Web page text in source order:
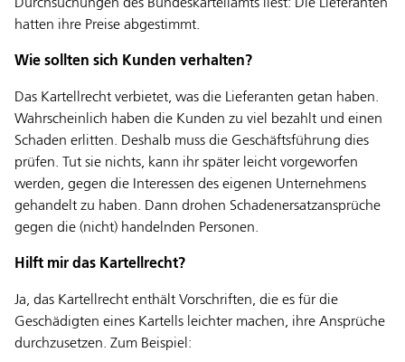
Durchsuchungen des Bundeskartellamts liest: Die Lieferanten
hatten ihre Preise abgestimmt.
Wie sollten sich Kunden verhalten?
Das Kartellrecht verbietet, was die Lieferanten getan haben.
Wahrscheinlich haben die Kunden zu viel bezahlt und einen
Schaden erlitten. Deshalb muss die Geschäftsführung dies
prüfen. Tut sie nichts, kann ihr später leicht vorgeworfen
werden, gegen die Interessen des eigenen Unternehmens
gehandelt zu haben. Dann drohen Schadenersatzansprüche
gegen die (nicht) handelnden Personen.
Hilft mir das Kartellrecht?
Ja, das Kartellrecht enthält Vorschriften, die es für die
Geschädigten eines Kartells leichter machen, ihre Ansprüche
durchzusetzen. Zum Beispiel: